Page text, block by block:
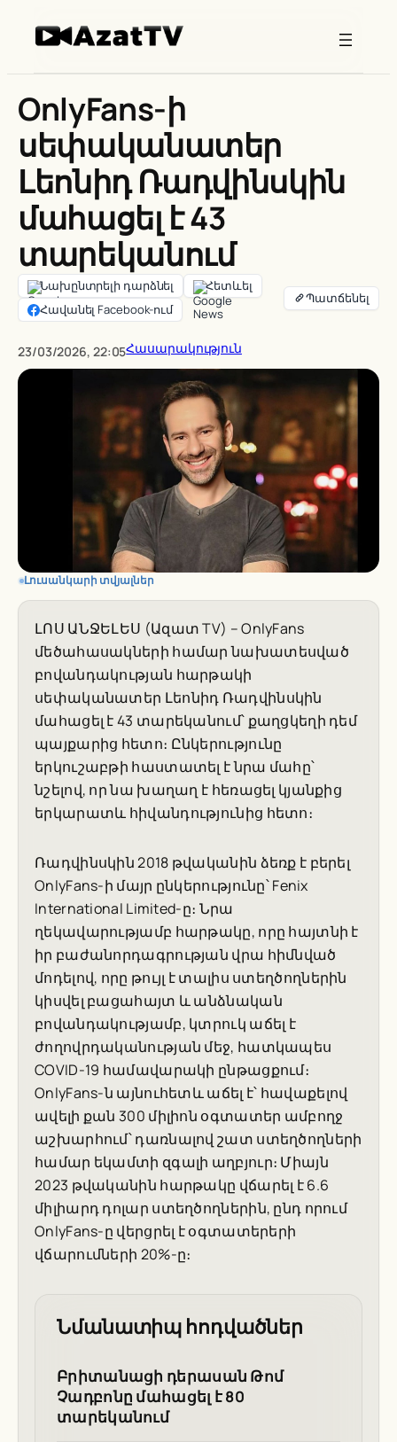
OnlyFans-ի
սեփականատեր
Լեոնիդ Ռադվինսկին
մահացել է 43
տարեկանում
Նախընտրելի դարձնել
Հետևել
Հավանել Facebook-ում
23/03/2026, 22:05Հասարակություն
Լուսանկարի տվյալներ
ԼՈՍ ԱՆՋԵԼԵՍ (Ազատ TV) – OnlyFans
մեծահասակների համար նախատեսված
բովանդակության հարթակի
սեփականատեր Լեոնիդ Ռադվինսկին
մահացել է 43 տարեկանում՝ քաղցկեղի դեմ
պայքարից հետո։ Ընկերությունը
երկուշաբթի հաստատել է նրա մահը՝
նշելով, որ նա խաղաղ է հեռացել կյանքից
երկարատև հիվանդությունից հետո։
Ռադվինսկին 2018 թվականին ձեռք է բերել
OnlyFans-ի մայր ընկերությունը՝ Fenix
International Limited-ը։ Նրա
ղեկավարությամբ հարթակը, որը հայտնի է
իր բաժանորդագրության վրա հիմնված
մոդելով, որը թույլ է տալիս ստեղծողներին
կիսվել բացահայտ և անձնական
բովանդակությամբ, կտրուկ աճել է
ժողովրդականության մեջ, հատկապես
COVID-19 համավարակի ընթացքում։
OnlyFans-ն այնուհետև աճել է՝ հավաքելով
ավելի քան 300 միլիոն օգտատեր ամբողջ
աշխարհում՝ դառնալով շատ ստեղծողների
համար եկամտի զգալի աղբյուր։ Միայն
2023 թվականին հարթակը վճարել է 6.6
միլիարդ դոլար ստեղծողներին, ընդ որում
OnlyFans-ը վերցրել է օգտատերերի
վճարումների 20%-ը։
Նմանատիպ հոդվածներ
Բրիտանացի դերասան Թոմ
Չադբոնը մահացել է 80
տարեկանում